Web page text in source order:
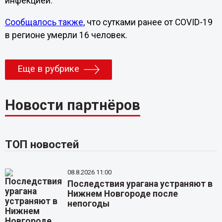
Сообщалось также, что сутками ранее от COVID-19
в регионе умерли 16 человек.
Еще в рубрике
Новости партнёров
ТОП новостей
08.8.2026 11:00
Последствия урагана устраняют в
Нижнем Новгороде после
непогоды